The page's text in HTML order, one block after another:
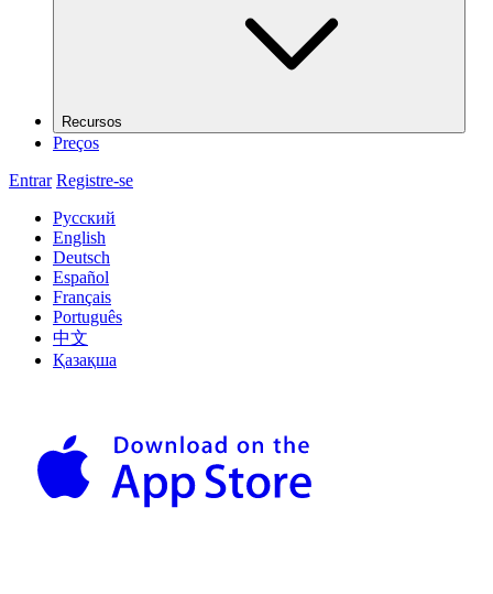
Recursos
Preços
Entrar Registre-se
Русский
English
Deutsch
Español
Français
Português
中文
Қазақша